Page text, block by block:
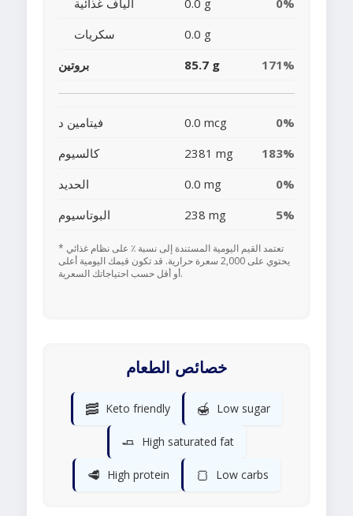
ألياف غذائية 0.0 g
0%
سكريات
0.0 g
بروتين
85.7 g 171%
فيتامين د 0.0 mcg
0%
كالسيوم
2381 mg
183%
الحديد
0.0 mg
0%
البوتاسيوم
238 mg 5%
* تعتمد القيم اليومية المستندة إلى نسبة ٪ على نظام غذائي
يحتوي على 2,000 سعرة حرارية. قد تكون قيمك اليومية أعلى
أو أقل حسب احتياجاتك السعرية.
خصائص الطعام
🥓 Keto friendly 🍯 Low sugar
🧈 High saturated fat
🥩 High protein 🍞 Low carbs